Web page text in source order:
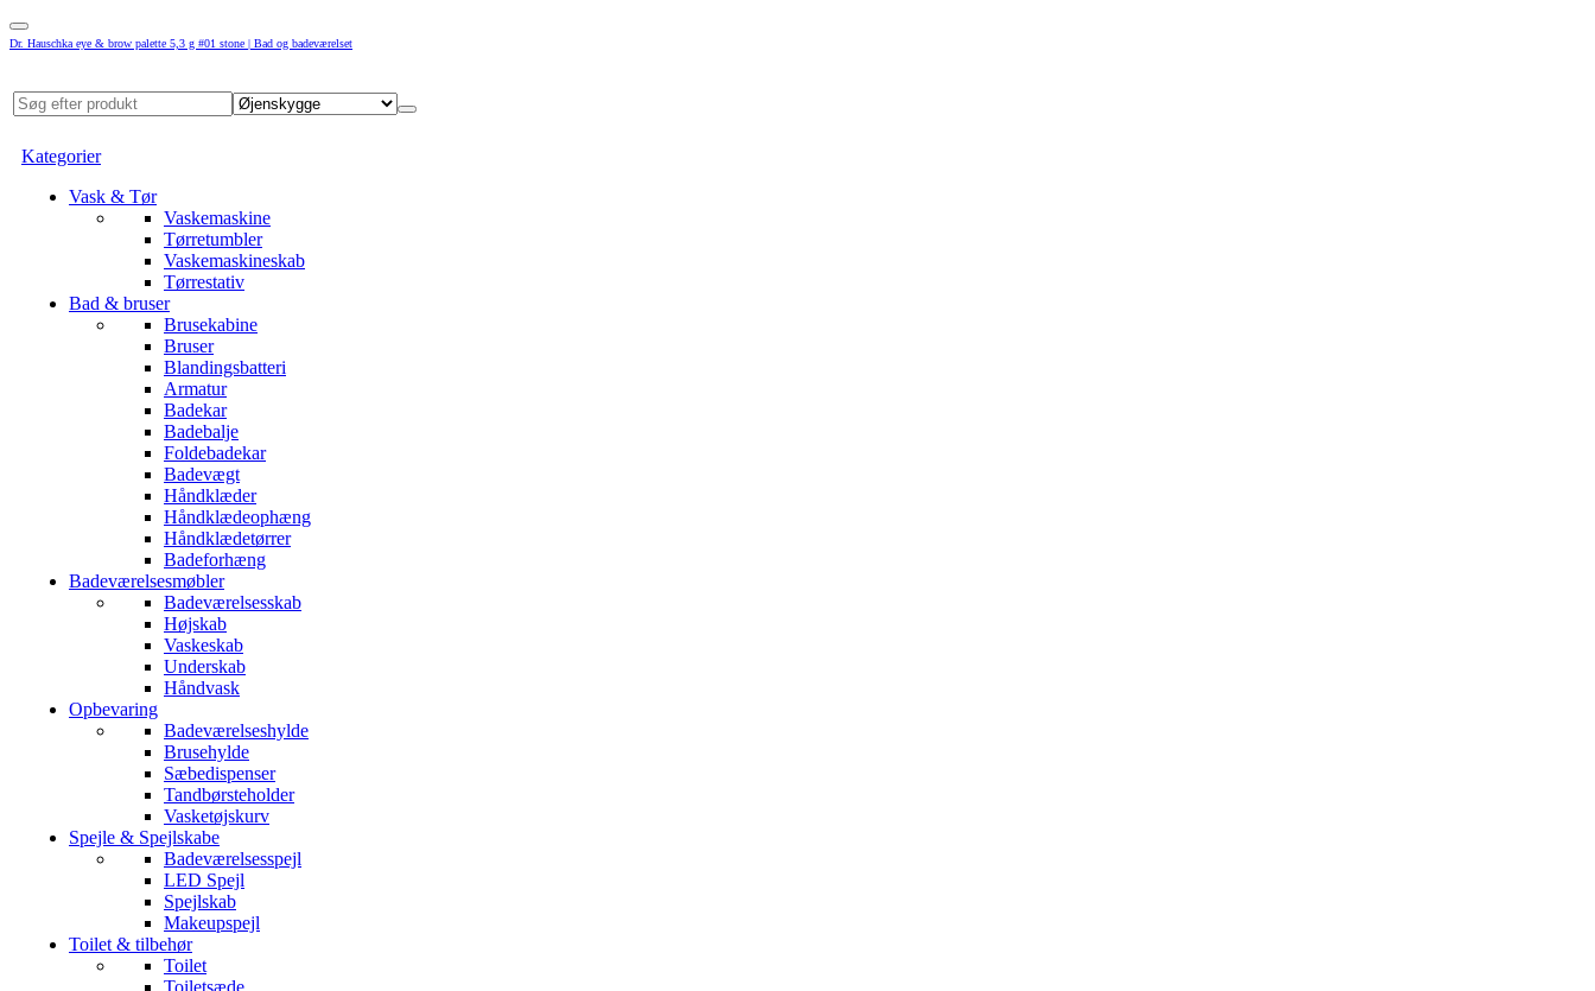
Dr. Hauschka eye & brow palette 5,3 g #01 stone | Bad og badeværelset
Kategorier
Vask & Tør
Vaskemaskine
Tørretumbler
Vaskemaskineskab
Tørrestativ
Bad & bruser
Brusekabine
Bruser
Blandingsbatteri
Armatur
Badekar
Badebalje
Foldebadekar
Badevægt
Håndklæder
Håndklædeophæng
Håndklædetørrer
Badeforhæng
Badeværelsesmøbler
Badeværelsesskab
Højskab
Vaskeskab
Underskab
Håndvask
Opbevaring
Badeværelseshylde
Brusehylde
Sæbedispenser
Tandbørsteholder
Vasketøjskurv
Spejle & Spejlskabe
Badeværelsesspejl
LED Spejl
Spejlskab
Makeupspejl
Toilet & tilbehør
Toilet
Toiletsæde